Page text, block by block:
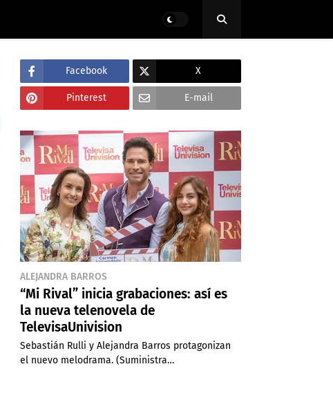
Facebook X
Pinterest E-mail
ALEJANDRA BARROS
“Mi Rival” inicia grabaciones: así es
la nueva telenovela de
TelevisaUnivision
Sebastián Rulli y Alejandra Barros protagonizan
el nuevo melodrama. (Suministra…